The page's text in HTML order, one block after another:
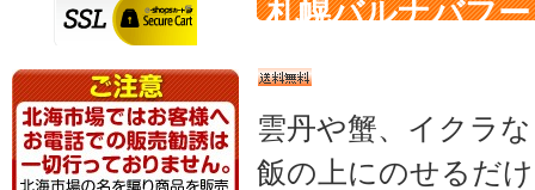
札幌バルナバフ
雲丹や蟹、イクラ
飯の上にのせるだ